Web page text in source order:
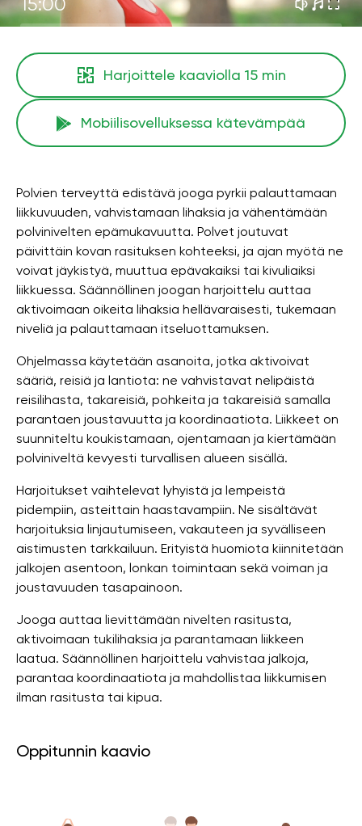
Harjoittele kaaviolla 15 min
Mobiilisovelluksessa kätevämpää
Polvien terveyttä edistävä jooga pyrkii palauttamaan
liikkuvuuden, vahvistamaan lihaksia ja vähentämään
polvinivelten epämukavuutta. Polvet joutuvat
päivittäin kovan rasituksen kohteeksi, ja ajan myötä ne
voivat jäykistyä, muuttua epävakaiksi tai kivuliaiksi
liikkuessa. Säännöllinen joogan harjoittelu auttaa
aktivoimaan oikeita lihaksia hellävaraisesti, tukemaan
niveliä ja palauttamaan itseluottamuksen.
Ohjelmassa käytetään asanoita, jotka aktivoivat
sääriä, reisiä ja lantiota: ne vahvistavat nelipäistä
reisilihasta, takareisiä, pohkeita ja takareisiä samalla
parantaen joustavuutta ja koordinaatiota. Liikkeet on
suunniteltu koukistamaan, ojentamaan ja kiertämään
polviniveltä kevyesti turvallisen alueen sisällä.
Harjoitukset vaihtelevat lyhyistä ja lempeistä
pidempiin, asteittain haastavampiin. Ne sisältävät
harjoituksia linjautumiseen, vakauteen ja syvälliseen
aistimusten tarkkailuun. Erityistä huomiota kiinnitetään
jalkojen asentoon, lonkan toimintaan sekä voiman ja
joustavuuden tasapainoon.
Jooga auttaa lievittämään nivelten rasitusta,
aktivoimaan tukilihaksia ja parantamaan liikkeen
laatua. Säännöllinen harjoittelu vahvistaa jalkoja,
parantaa koordinaatiota ja mahdollistaa liikkumisen
ilman rasitusta tai kipua.
Oppitunnin kaavio